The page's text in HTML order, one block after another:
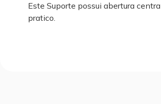
Este Suporte possui abertura
pratico.